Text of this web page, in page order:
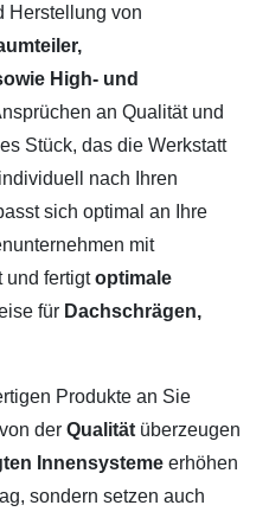
Herstellung von
High- und
an Qualität und
Stück, das die Werkstatt
nach Ihren
sich optimal an Ihre
mit
und fertigtoptimale
für Dachschrägen,
Produkte an Sie
derQualität überzeugen
Innensystemeerhöhen
sondern setzen auch